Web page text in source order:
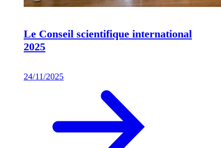
Le Conseil scientifique international
2025
24/11/2025